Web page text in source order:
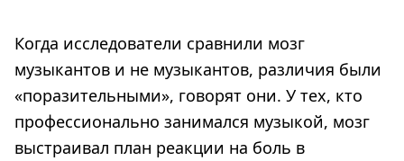
Когда исследователи сравнили мозг
музыкантов и не музыкантов, различия были
«поразительными», говорят они. У тех, кто
профессионально занимался музыкой, мозг
выстраивал план реакции на боль в